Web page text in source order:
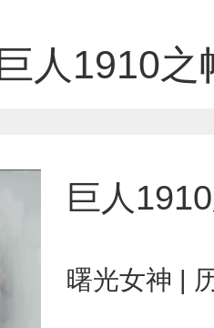
巨人1910
巨人
曙光女神 |